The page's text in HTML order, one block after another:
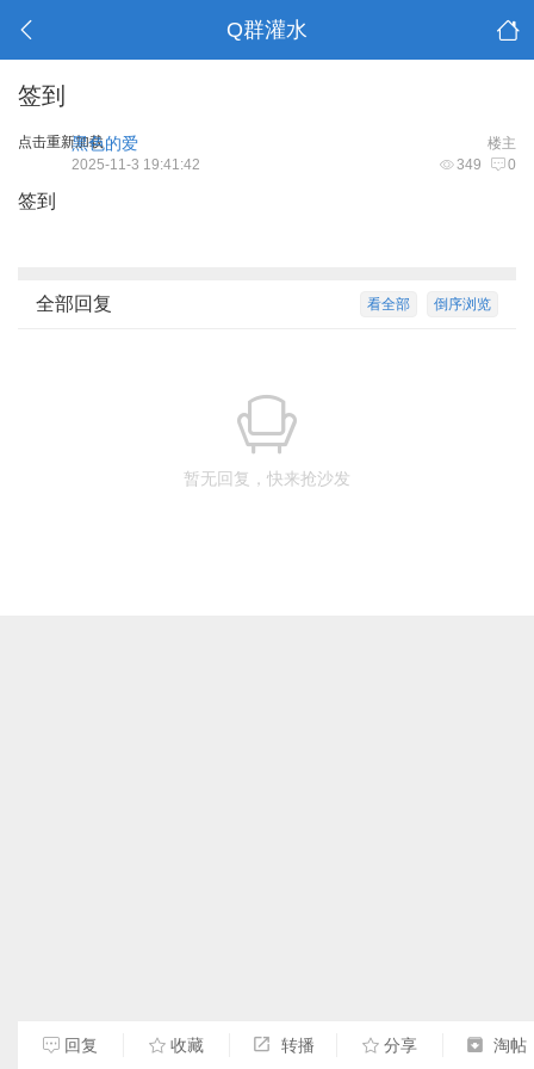
Q群灌水
签到
点击重新加载 楼主
黑色的爱
349 0
2025-11-3 19:41:42
签到
倒序浏览
看全部
全部回复
暂无回复，快来抢沙发
回复 收藏 转播 分享 淘帖